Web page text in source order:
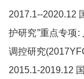
2017.1--2020.12
护研究”重点专项
调控研究
2015.1-2019.12